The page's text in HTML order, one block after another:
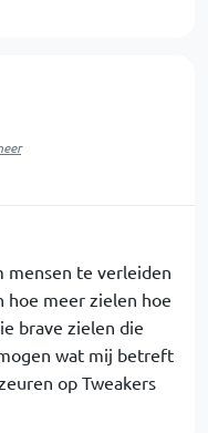
mensen te verleiden
hoe meer zielen hoe
brave zielen die
wat mij betreft
op Tweakers